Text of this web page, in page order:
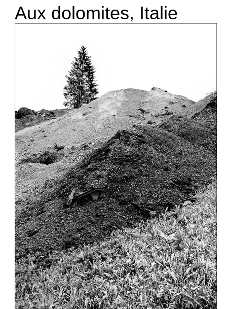
Aux dolomites, Italie